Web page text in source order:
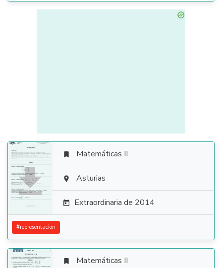

 Matemáticas II
 Asturias
 Extraordinaria de 2014
#representacion
 Matemáticas II